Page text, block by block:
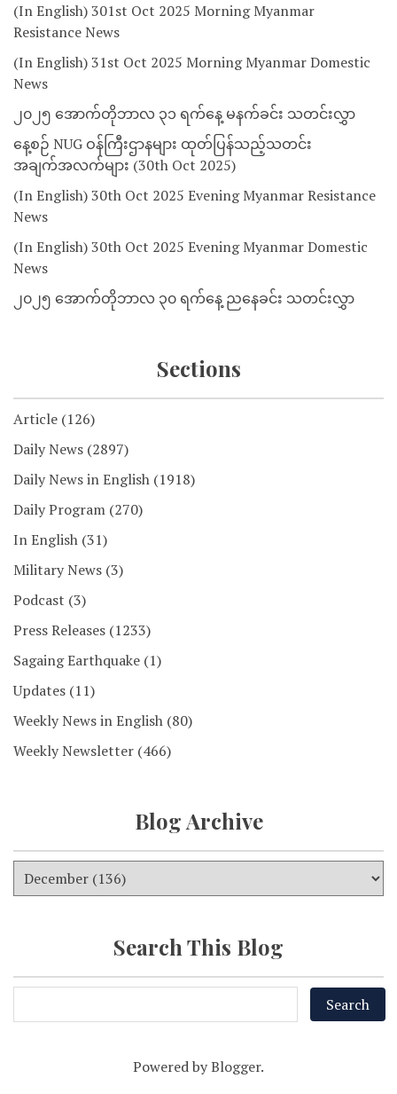
(In English) 301st Oct 2025 Morning Myanmar
Resistance News
(In English) 31st Oct 2025 Morning Myanmar Domestic
News
၂၀၂၅ အောက်တိုဘာလ ၃၁ ရက်နေ့ မနက်ခင်း သတင်းလွှာ
နေ့စဉ် NUG ဝန်ကြီးဌာနများ ထုတ်ပြန်သည့်သတင်း
အချက်အလက်များ (30th Oct 2025)
(In English) 30th Oct 2025 Evening Myanmar Resistance
News
(In English) 30th Oct 2025 Evening Myanmar Domestic
News
၂၀၂၅ အောက်တိုဘာလ ၃၀ ရက်နေ့ ညနေခင်း သတင်းလွှာ
Sections
Article (126)
Daily News (2897)
Daily News in English (1918)
Daily Program (270)
In English (31)
Military News (3)
Podcast (3)
Press Releases (1233)
Sagaing Earthquake (1)
Updates (11)
Weekly News in English (80)
Weekly Newsletter (466)
Blog Archive
Search This Blog
Powered byBlogger.